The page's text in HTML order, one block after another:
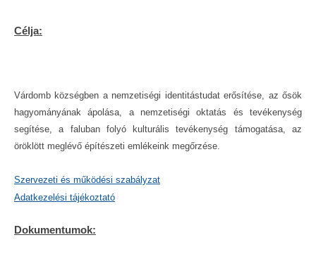
Célja:
Várdomb községben a nemzetiségi identitástudat erősítése, az ősök
hagyományának ápolása, a nemzetiségi oktatás és tevékenység
segítése, a faluban folyó kulturális tevékenység támogatása, az
öröklött meglévő építészeti emlékeink megőrzése.
Szervezeti és működési szabályzat
Adatkezelési tájékoztató
Dokumentumok: